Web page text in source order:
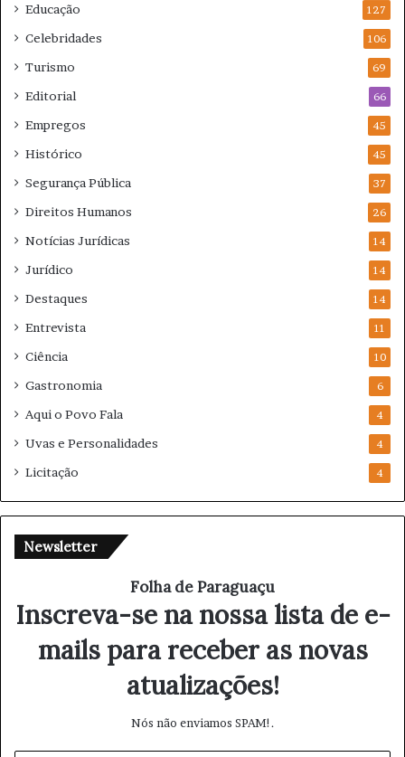
Educação 127
Celebridades 106
Turismo 69
Editorial 66
Empregos 45
Histórico 45
Segurança Pública 37
Direitos Humanos 26
Notícias Jurídicas 14
Jurídico 14
Destaques 14
Entrevista 11
Ciência 10
Gastronomia 6
Aqui o Povo Fala 4
Uvas e Personalidades 4
Licitação 4
Newsletter
Folha de Paraguaçu
Inscreva-se na nossa lista de e-
mails para receber as novas
atualizações!
Nós não enviamos SPAM!.